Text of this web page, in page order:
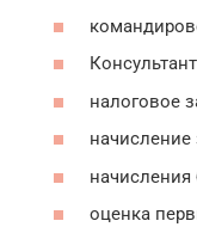
налоговое
начисление
оценка